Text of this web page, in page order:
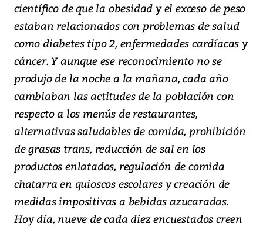
científico de que la obesidad y el exceso de peso
estaban relacionados con problemas de salud
como diabetes tipo 2, enfermedades cardíacas y
cáncer. Y aunque ese reconocimiento no se
produjo de la noche a la mañana, cada año
cambiaban las actitudes de la población con
respecto a los menús de restaurantes,
alternativas saludables de comida, prohibición
de grasas trans, reducción de sal en los
productos enlatados, regulación de comida
chatarra en quioscos escolares y creación de
medidas impositivas a bebidas azucaradas.
Hoy día, nueve de cada diez encuestados creen